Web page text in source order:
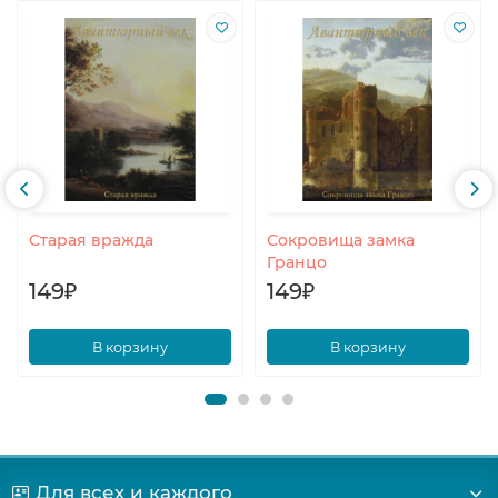
Старая вражда
149₽
В корзину
Сокровища замка
Гранцо
149₽
В корзину
Для всех и каждого